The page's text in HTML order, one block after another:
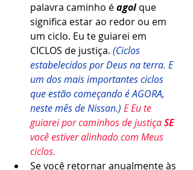
palavra caminho é agol que
significa estar ao redor ou em
um ciclo. Eu te guiarei em
CICLOS de justiça. (Ciclos
estabelecidos por Deus na terra. E
um dos mais importantes ciclos
que estão começando é AGORA,
neste mês de Nissan.) E Eu te
guiarei por caminhos de justiça SE
você estiver alinhado com Meus
ciclos.
Se você retornar anualmente às